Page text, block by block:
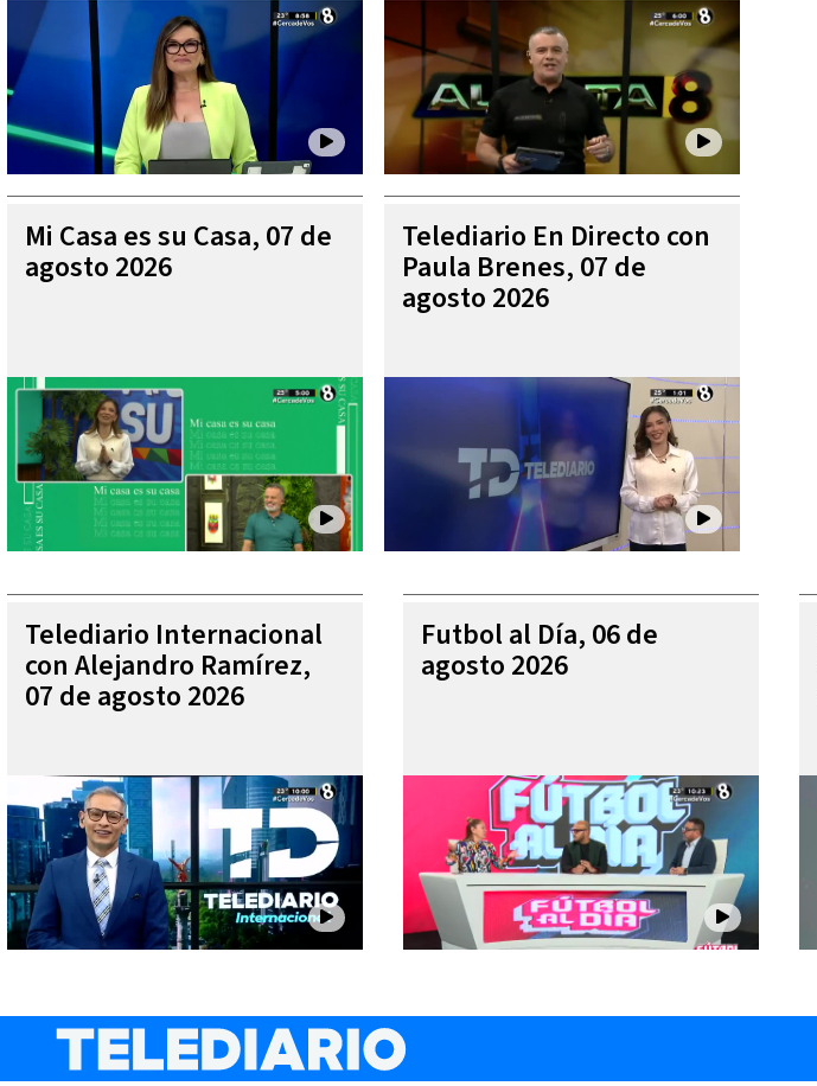
Mi Casa es su Casa, 07 de
agosto 2026
Telediario En Directo con
Paula Brenes, 07 de
agosto 2026
Telediario Internacional
con Alejandro Ramírez,
07 de agosto 2026
Futbol al Día, 06 de
agosto 2026